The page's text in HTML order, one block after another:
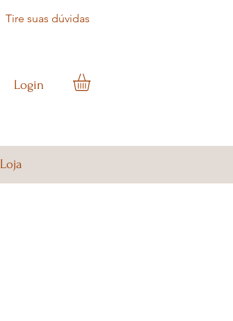
Tire suas dúvidas
Login
Loja